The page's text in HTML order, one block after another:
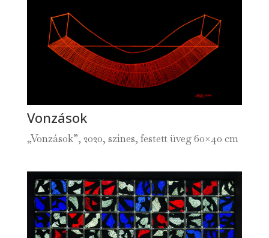
Vonzások
„Vonzások”, 2020, színes, festett üveg 60×40 cm